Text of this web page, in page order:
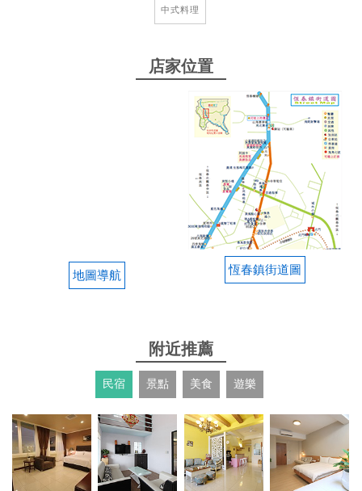
2024-09-15 10:26:18
2024-09-04 01:47:26
蔥爆羊肉蓋飯還不錯很特別，羊肉湯甘醇好喝
from google
2024-07-13 12:21:26
蔥爆羊肉跟外面的都不一樣！驚艷到！好吃美味讚！
羊肉沒有腥味，小孩也喜歡，羊肉湯還有排骨都軟嫩
2024-06-21 18:35:31
經濟實惠的好味道 通通一大盤 吃超飽 當歸湯也是很
有味道的
from google
中式料理
店家位置
地圖導航 恆春鎮街道圖
附近推薦
民宿 景點 美食 遊樂